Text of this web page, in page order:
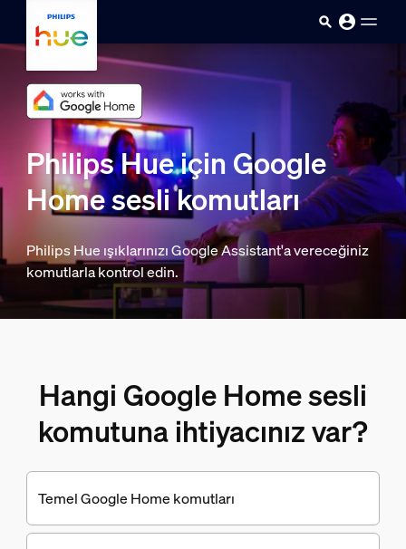
Philips Hue için Google
Home sesli komutları
Philips Hue ışıklarınızı Google Assistant'a vereceğiniz
komutlarla kontrol edin.
Hangi Google Home sesli
komutuna ihtiyacınız var?
Temel Google Home komutları